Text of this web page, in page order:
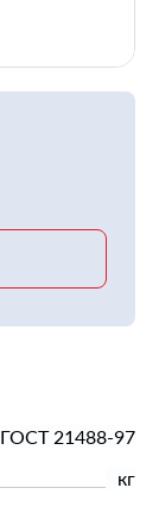
ГОСТ 21488-97
кг